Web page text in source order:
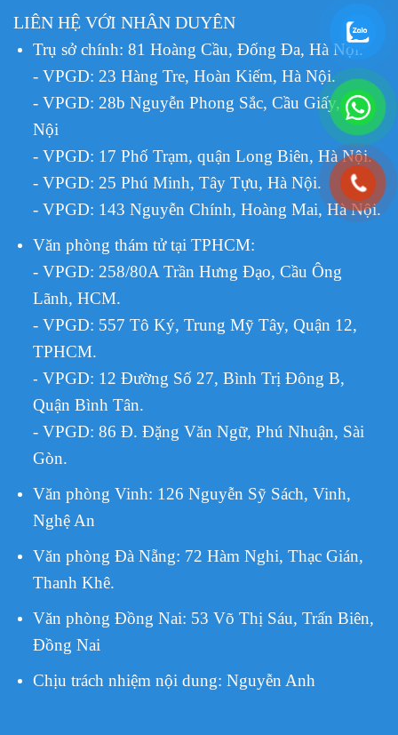
LIÊN HỆ VỚI NHÂN DUYÊN
Trụ sở chính: 81 Hoàng Cầu, Đống Đa, Hà Nội.
- VPGD: 23 Hàng Tre, Hoàn Kiếm, Hà Nội.
- VPGD: 28b Nguyễn Phong Sắc, Cầu Giấy, Hà
Nội
- VPGD: 17 Phố Trạm, quận Long Biên, Hà Nội.
- VPGD: 25 Phú Minh, Tây Tựu, Hà Nội.
- VPGD: 143 Nguyễn Chính, Hoàng Mai, Hà Nội.
Văn phòng thám tử tại TPHCM:
- VPGD: 258/80A Trần Hưng Đạo, Cầu Ông
Lãnh, HCM.
- VPGD: 557 Tô Ký, Trung Mỹ Tây, Quận 12,
TPHCM.
- VPGD: 12 Đường Số 27, Bình Trị Đông B,
Quận Bình Tân.
- VPGD: 86 Đ. Đặng Văn Ngữ, Phú Nhuận, Sài
Gòn.
Văn phòng Vinh: 126 Nguyễn Sỹ Sách, Vinh,
Nghệ An
Văn phòng Đà Nẵng: 72 Hàm Nghi, Thạc Gián,
Thanh Khê.
Văn phòng Đồng Nai: 53 Võ Thị Sáu, Trấn Biên,
Đồng Nai
Chịu trách nhiệm nội dung: Nguyễn Anh